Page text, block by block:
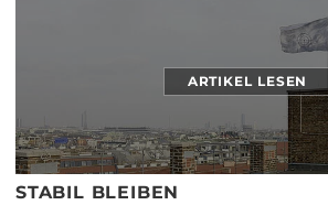
ARTIKEL LESEN
STABIL BLEIBEN